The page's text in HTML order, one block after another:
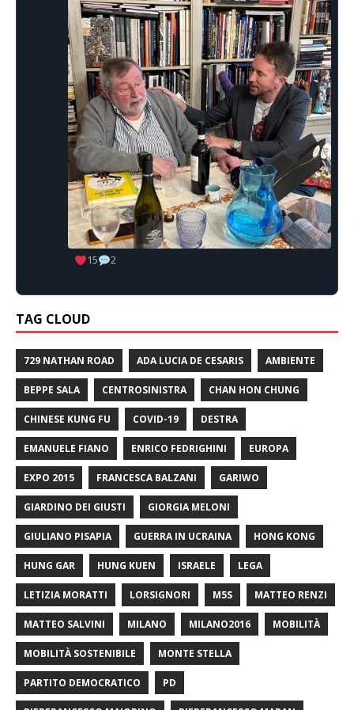
15 2
TAG CLOUD
729 NATHAN ROAD ADA LUCIA DE CESARIS AMBIENTE
BEPPE SALA CENTROSINISTRA CHAN HON CHUNG
CHINESE KUNG FU COVID-19 DESTRA
EMANUELE FIANO ENRICO FEDRIGHINI EUROPA
EXPO 2015 FRANCESCA BALZANI GARIWO
GIARDINO DEI GIUSTI GIORGIA MELONI
GIULIANO PISAPIA GUERRA IN UCRAINA HONG KONG
HUNG GAR HUNG KUEN ISRAELE LEGA
LETIZIA MORATTI LORSIGNORI M5S MATTEO RENZI
MATTEO SALVINI MILANO MILANO2016 MOBILITÀ
MOBILITÀ SOSTENIBILE MONTE STELLA
PARTITO DEMOCRATICO PD